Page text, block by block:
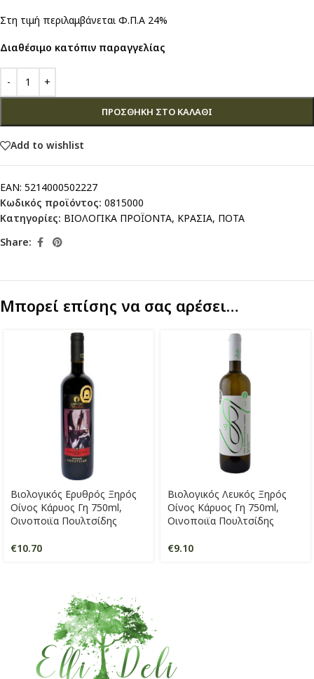
Στη τιμή περιλαμβάνεται Φ.Π.Α 24%
Διαθέσιμο κατόπιν παραγγελίας
ΠΡΟΣΘΉΚΗ ΣΤΟ ΚΑΛΆΘΙ
Add to wishlist
EAN: 5214000502227
Κωδικός προϊόντος: 0815000
Κατηγορίες: ΒΙΟΛΟΓΙΚΑ ΠΡΟΪΟΝΤΑ, ΚΡΑΣΙΑ, ΠΟΤΑ
Share:
Μπορεί επίσης να σας αρέσει…
Βιολογικός Ερυθρός Ξηρός
Οίνος Κάρυος Γη 750ml,
Οινοποιϊα Πουλτσίδης
€10.70
Βιολογικός Λευκός Ξηρός
Οίνος Κάρυος Γη 750ml,
Οινοποιϊα Πουλτσίδης
€9.10